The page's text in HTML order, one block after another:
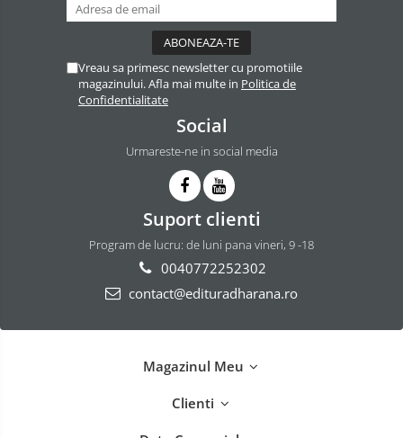
Vreau sa primesc newsletter cu promotiile
magazinului. Afla mai multe in Politica de
Confidentialitate
Social
Urmareste-ne in social media
Suport clienti
Program de lucru: de luni pana vineri, 9 -18
0040772252302
contact@edituradharana.ro
Magazinul Meu
Clienti